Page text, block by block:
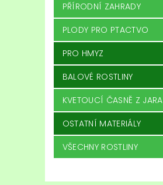
PŘÍRODNÍ ZAHRADY
PLODY PRO PTACTVO
PRO HMYZ
BALOVÉ ROSTLINY
KVETOUCÍ ČASNĚ Z JARA
OSTATNÍ MATERIÁLY
VŠECHNY ROSTLINY